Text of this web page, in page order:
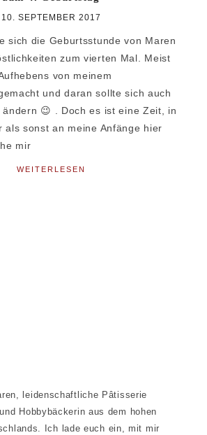
10. SEPTEMBER 2017
sich die Geburtsstunde von Maren
zum vierten Mal. Meist
von meinem
gemacht und daran sollte sich auch
😉 . Doch es ist eine Zeit, in
als sonst an meine Anfänge hier
mir
WEITERLESEN
leidenschaftliche Pâtisserie
Hobbybäckerin aus dem hohen
Ich lade euch ein, mit mir